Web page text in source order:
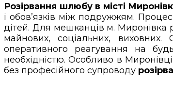
Розірвання шлюбу в місті
і обов’язків між подружжям.
дітей. Для мешканців м. Миронівка
майнових, соціальних,
оперативного реагування на
необхідністю. Особливо в
без професійного супроводу